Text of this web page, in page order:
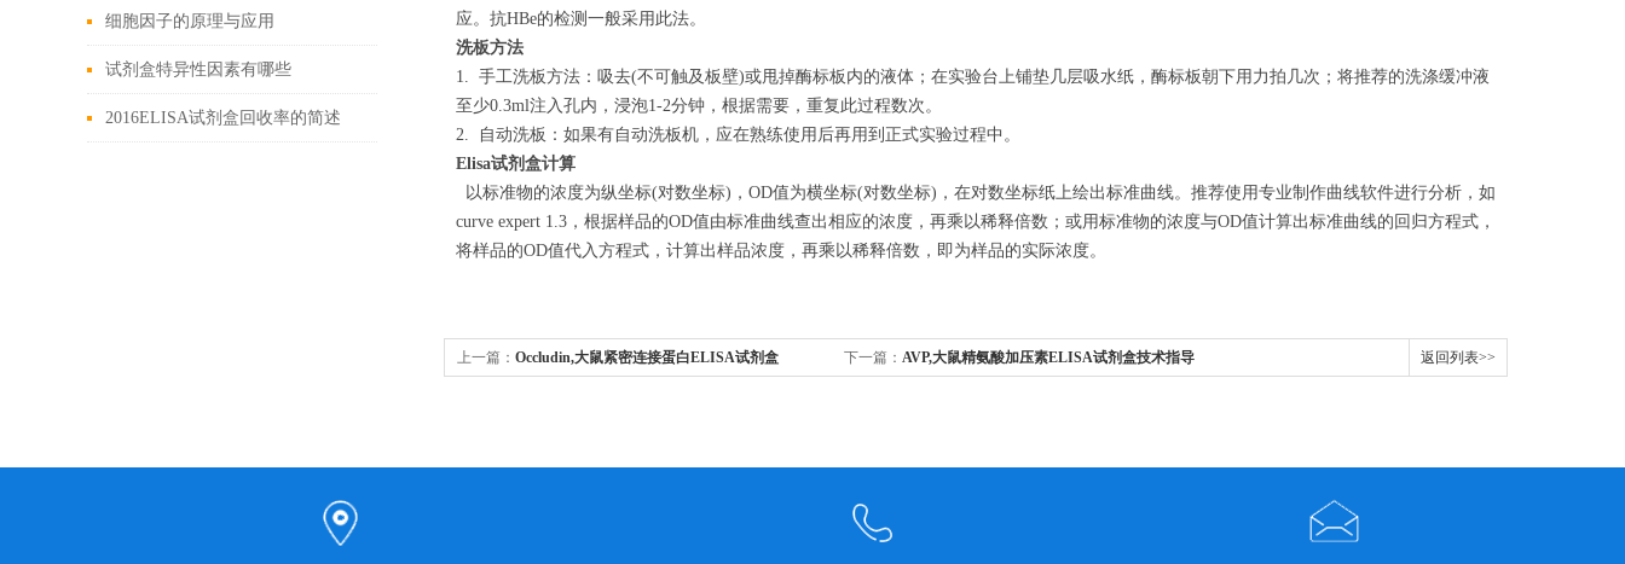
细胞因子的原理与应用
试剂盒特异性因素有哪些
2016ELISA试剂盒回收率的简述
应。抗HBe的检测一般采用此法。
洗板方法
1. 手工洗板方法：吸去(不可触及板壁)或甩掉酶标板内的液体；在实验台上铺垫几层吸水纸，酶标板朝下用力拍几次；将推荐的洗涤缓冲液
至少0.3ml注入孔内，浸泡1-2分钟，根据需要，重复此过程数次。
2. 自动洗板：如果有自动洗板机，应在熟练使用后再用到正式实验过程中。
Elisa试剂盒计算
以标准物的浓度为纵坐标(对数坐标)，OD值为横坐标(对数坐标)，在对数坐标纸上绘出标准曲线。推荐使用专业制作曲线软件进行分析，如
curve expert 1.3，根据样品的OD值由标准曲线查出相应的浓度，再乘以稀释倍数；或用标准物的浓度与OD值计算出标准曲线的回归方程式，
将样品的OD值代入方程式，计算出样品浓度，再乘以稀释倍数，即为样品的实际浓度。
上一篇： Occludin,大鼠紧密连接蛋白ELISA试剂盒 下一篇： AVP,大鼠精氨酸加压素ELISA试剂盒技术指导 返回列表>>